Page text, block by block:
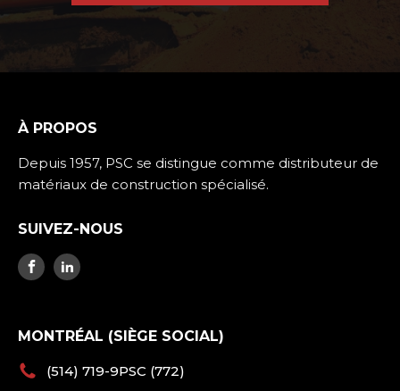
À PROPOS
Depuis 1957, PSC se distingue comme distributeur de
matériaux de construction spécialisé.
SUIVEZ-NOUS
MONTRÉAL (SIÈGE SOCIAL)
(514) 719-9PSC (772)